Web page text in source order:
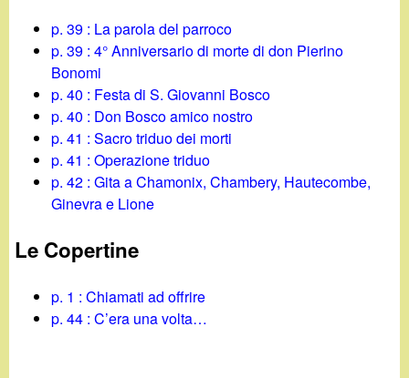
p. 39 : La parola del parroco
p. 39 : 4° Anniversario di morte di don Pierino
Bonomi
p. 40 : Festa di S. Giovanni Bosco
p. 40 : Don Bosco amico nostro
p. 41 : Sacro triduo dei morti
p. 41 : Operazione triduo
p. 42 : Gita a Chamonix, Chambery, Hautecombe,
Ginevra e Lione
Le Copertine
p. 1 : Chiamati ad offrire
p. 44 : C’era una volta…